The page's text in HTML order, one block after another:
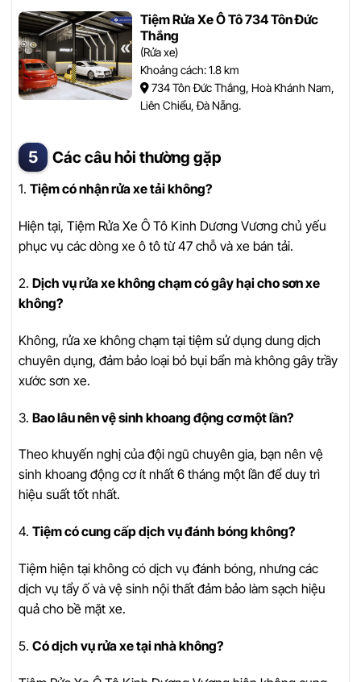
Tiệm Rửa Xe Ô Tô 734 Tôn Đức
Thắng
(Rửa xe)
Khoảng cách: 1.8 km
734 Tôn Đức Thắng, Hoà Khánh Nam,
Liên Chiểu, Đà Nẵng.
Các câu hỏi thường gặp
1. Tiệm có nhận rửa xe tải không?
Hiện tại, Tiệm Rửa Xe Ô Tô Kinh Dương Vương chủ yếu
phục vụ các dòng xe ô tô từ 47 chỗ và xe bán tải.
2. Dịch vụ rửa xe không chạm có gây hại cho sơn xe
không?
Không, rửa xe không chạm tại tiệm sử dụng dung dịch
chuyên dụng, đảm bảo loại bỏ bụi bẩn mà không gây trầy
xước sơn xe.
3. Bao lâu nên vệ sinh khoang động cơ một lần?
Theo khuyến nghị của đội ngũ chuyên gia, bạn nên vệ
sinh khoang động cơ ít nhất 6 tháng một lần để duy trì
hiệu suất tốt nhất.
4. Tiệm có cung cấp dịch vụ đánh bóng không?
Tiệm hiện tại không có dịch vụ đánh bóng, nhưng các
dịch vụ tẩy ố và vệ sinh nội thất đảm bảo làm sạch hiệu
quả cho bề mặt xe.
5. Có dịch vụ rửa xe tại nhà không?